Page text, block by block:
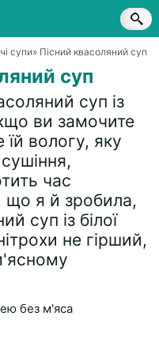
супи» Пісний квасоляний суп
суп
суп із
ви замочите
вологу, яку
час
що я й зробила,
суп із білої
не гірший,